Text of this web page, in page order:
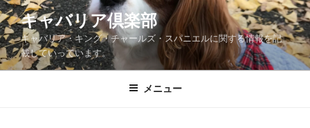
コ
ン
テ
ン
ツ
キャバリア倶楽部
キャバリア・キング・チャールズ・スパニエルに関する情報を記
載していっています。
メニュー